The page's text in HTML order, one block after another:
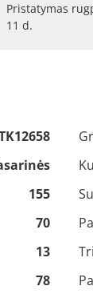
Pristatymas
11 d.
155
70
13
78